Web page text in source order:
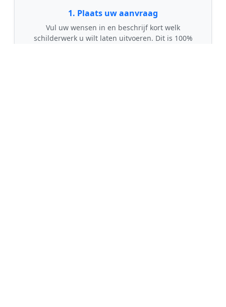
1. Plaats uw aanvraag
Vul uw wensen in en beschrijf kort welk
schilderwerk u wilt laten uitvoeren. Dit is 100%